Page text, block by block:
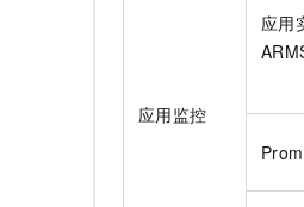
应用监控
应用